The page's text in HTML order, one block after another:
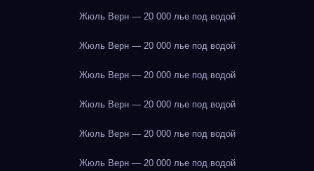
Жюль Верн — 20 000 лье под водой
Жюль Верн — 20 000 лье под водой
Жюль Верн — 20 000 лье под водой
Жюль Верн — 20 000 лье под водой
Жюль Верн — 20 000 лье под водой
Жюль Верн — 20 000 лье под водой